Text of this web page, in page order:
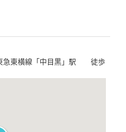
急東横線「中目黒」駅 徒歩